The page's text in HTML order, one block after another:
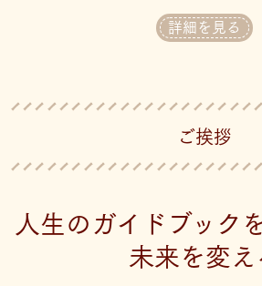
詳細を見る
ご挨拶
人生のガイドブック
未来を変え